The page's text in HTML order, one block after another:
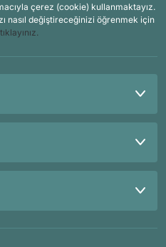
çerez (cookie) kullanmaktayız.
nasıl değiştireceğinizi öğrenmek için